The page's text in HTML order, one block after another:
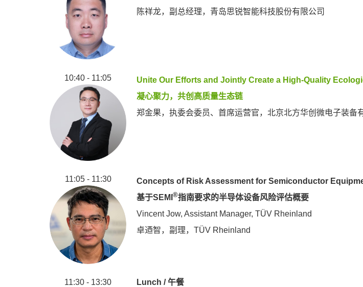
陈祥龙，副总经理，青岛思锐智能科技股份有限公司
10:40 - 11:05
Unite Our Efforts and Jointly Create a High-Quality
凝心聚力，共创高质量生态链
郑金果，执委会委员、首席运营官，北京北方华创微电子装备
11:05 - 11:30 Concepts of Risk Assessment for Semiconductor
基于SEMI ®指南要求的半导体设备风险评估概要
Vincent Jow, Assistant Manager, TÜV Rheinland
卓迺智，副理，TÜV Rheinland
11:30 - 13:30 Lunch / 午餐